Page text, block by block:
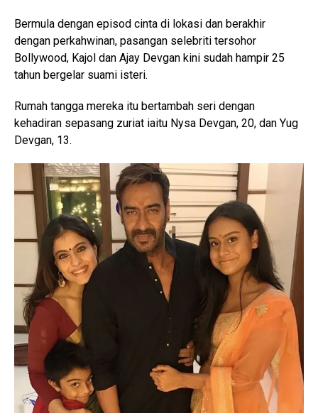
Bermula dengan episod cinta di lokasi dan berakhir
dengan perkahwinan, pasangan selebriti tersohor
Bollywood, Kajol dan Ajay Devgan kini sudah hampir 25
tahun bergelar suami isteri.
Rumah tangga mereka itu bertambah seri dengan
kehadiran sepasang zuriat iaitu Nysa Devgan, 20, dan Yug
Devgan, 13.